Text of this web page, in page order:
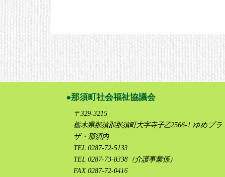
那須町社会福祉協議会
〒329-3215
栃木県那須郡那須町大字寺子乙2566-1 ゆめプラ
ザ・那須内
TEL 0287-72-5133
TEL 0287-73-8338（介護事業係）
FAX 0287-72-0416